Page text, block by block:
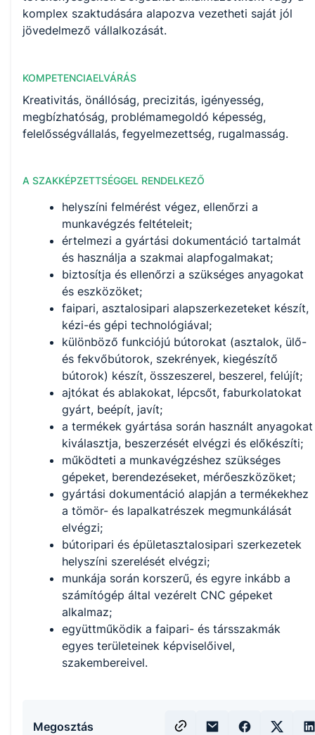
komplex szaktudására alapozva vezetheti saját jól
jövedelmező vállalkozását.
KOMPETENCIAELVÁRÁS
Kreativitás, önállóság, precizitás, igényesség,
megbízhatóság, problémamegoldó képesség,
felelősségvállalás, fegyelmezettség, rugalmasság.
A SZAKKÉPZETTSÉGGEL RENDELKEZŐ
helyszíni felmérést végez, ellenőrzi a
munkavégzés feltételeit;
értelmezi a gyártási dokumentáció tartalmát
és használja a szakmai alapfogalmakat;
biztosítja és ellenőrzi a szükséges anyagokat
és eszközöket;
faipari, asztalosipari alapszerkezeteket készít,
kézi-és gépi technológiával;
különböző funkciójú bútorokat (asztalok, ülő-
és fekvőbútorok, szekrények, kiegészítő
bútorok) készít, összeszerel, beszerel, felújít;
ajtókat és ablakokat, lépcsőt, faburkolatokat
gyárt, beépít, javít;
a termékek gyártása során használt anyagokat
kiválasztja, beszerzését elvégzi és előkészíti;
működteti a munkavégzéshez szükséges
gépeket, berendezéseket, mérőeszközöket;
gyártási dokumentáció alapján a termékekhez
a tömör- és lapalkatrészek megmunkálását
elvégzi;
bútoripari és épületasztalosipari szerkezetek
helyszíni szerelését elvégzi;
munkája során korszerű, és egyre inkább a
számítógép által vezérelt CNC gépeket
alkalmaz;
együttműködik a faipari- és társszakmák
egyes területeinek képviselőivel,
szakembereivel.
Megosztás